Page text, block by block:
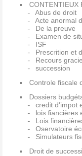
CONTENTIEUX
Abus de droit
Acte anormal
De la preuve
Examen de
ISF
Prescrition et
Recours
succession
Controle fiscale
Dossiers
credit d'impot
lois fiancières
Lois
Oservatoire
Simulateurs
Droit de